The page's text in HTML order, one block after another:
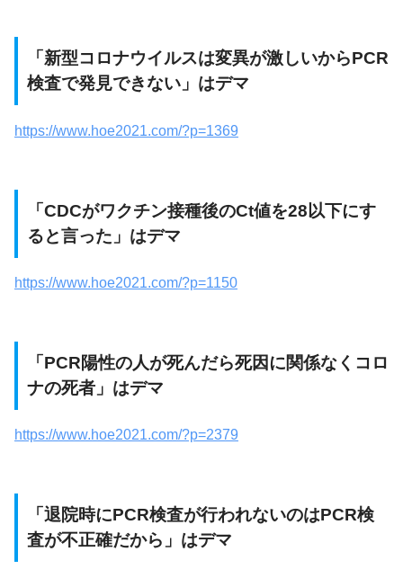
「新型コロナウイルスは変異が激しいからPCR
検査で発見できない」はデマ
https://www.hoe2021.com/?p=1369
「CDCがワクチン接種後のCt値を28以下にす
ると言った」はデマ
https://www.hoe2021.com/?p=1150
「PCR陽性の人が死んだら死因に関係なくコロ
ナの死者」はデマ
https://www.hoe2021.com/?p=2379
「退院時にPCR検査が行われないのはPCR検
査が不正確だから」はデマ